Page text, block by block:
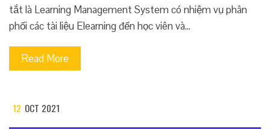
tắt là Learning Management System có nhiệm vụ phân
phối các tài liệu Elearning đến học viên và…
Read More
12 OCT 2021